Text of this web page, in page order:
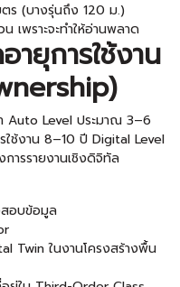
ตร (บางรุ่นถึง 120 ม.)
เพราะจะทำให้อ่านพลาด
ยุการใช้งาน
Auto Level ประมาณ 3–6
ช้งาน 8–10 ปี Digital Level
ารรายงานเชิงดิจิทัล
สอบข้อมูล
Twin ในงานโครงสร้างพื้น